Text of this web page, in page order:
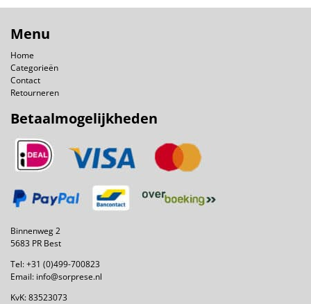
Menu
Home
Categorieën
Contact
Retourneren
Betaalmogelijkheden
Binnenweg 2
5683 PR Best
Tel:+31 (0)499-700823
Email: info@sorprese.nl
KvK: 83523073